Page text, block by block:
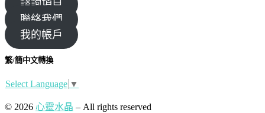
諮詢項目
聯絡我們
我的帳戶
繁/簡中文轉換
Select Language ▼
© 2026 心靈水晶 – All rights reserved